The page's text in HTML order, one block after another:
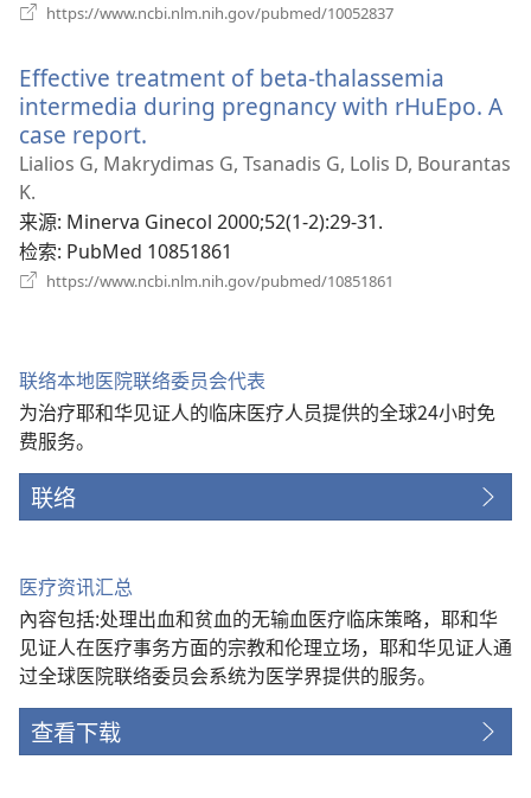
https://www.ncbi.nlm.nih.gov/pubmed/10052837
窗
口）
Effective treatment of beta-thalassemia
intermedia during pregnancy with rHuEpo. A
case report.
开
窗
口）
Lialios G, Makrydimas G, Tsanadis G, Lolis D, Bourantas
K.
来源‎: Minerva Ginecol 2000;52(1-2):29-31.
检索‎: PubMed 10851861
https://www.ncbi.nlm.nih.gov/pubmed/10851861
联络本地医院联络委员会代表
为治疗耶和华见证人的临床医疗人员提供的全球24小时免
费服务。
联络
医疗资讯汇总
內容包括:处理出血和贫血的无输血医疗临床策略，耶和华
见证人在医疗事务方面的宗教和伦理立场，耶和华见证人通
过全球医院联络委员会系统为医学界提供的服务。
查看下载